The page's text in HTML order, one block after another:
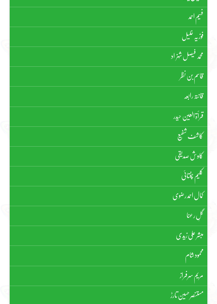
فہیم احمد
فوزیہ خلیل
محمد فیصل شہزاد
قاسم بن نظر
قانتہ رابعہ
قرأۃ العین حیدر
کاشف شفیع
کاوش صدیقی
کلیم چغتائی
کمال احمد رضوی
گلِ رعنا
مبشر علی زیدی
محمود شام
مریم سرفراز
مستنصر حسین تارڑ